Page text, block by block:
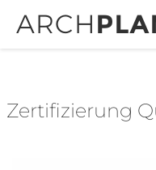
Zertifizierung